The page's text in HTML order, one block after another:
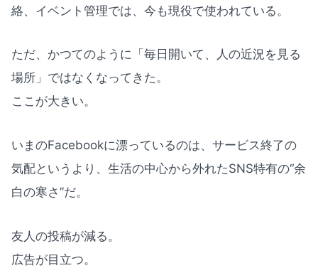
絡、イベント管理では、今も現役で使われている。
ただ、かつてのように「毎日開いて、人の近況を見る
場所」ではなくなってきた。
ここが大きい。
いまのFacebookに漂っているのは、サービス終了の
気配というより、生活の中心から外れたSNS特有の“余
白の寒さ”だ。
友人の投稿が減る。
広告が目立つ。